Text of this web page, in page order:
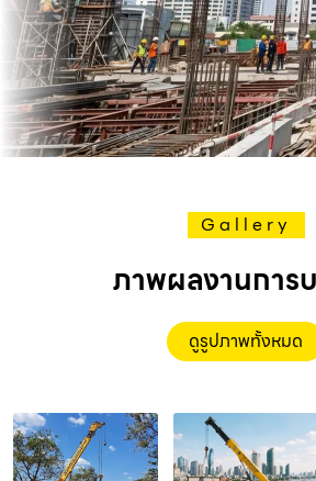
Gallery
ภาพผลงานการ
ดูรูปภาพทั้งหมด